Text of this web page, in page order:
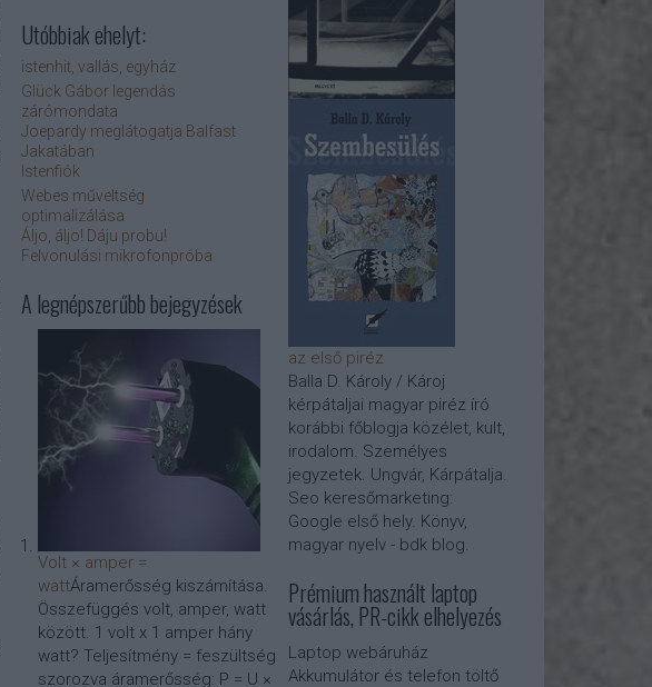
az első piréz
Balla D. Károly / Károj
kérpátaljai magyar piréz író
korábbi főblogja közélet, kult,
irodalom. Személyes
jegyzetek. Ungvár, Kárpátalja.
Seo keresőmarketing:
Google első hely. Könyv,
magyar nyelv - bdk blog.
Prémium használt laptop
vásárlás, PR-cikk elhelyezés
Laptop webáruház
Akkumulátor és telefon töltő
Utóbbiak ehelyt:
istenhit, vallás, egyház
Glück Gábor legendás
zárómondata
Joepardy meglátogatja Balfast
Jakatában
Istenfiók
Webes műveltség
optimalizálása
Áljo, áljo! Dáju probu!
Felvonulási mikrofonpróba
A legnépszerűbb bejegyzések
Volt × amper =
wattÁramerősség kiszámítása.
Összefüggés volt, amper, watt
között. 1 volt x 1 amper hány
watt? Teljesítmény = feszültség
szorozva áramerősség: P = U ×